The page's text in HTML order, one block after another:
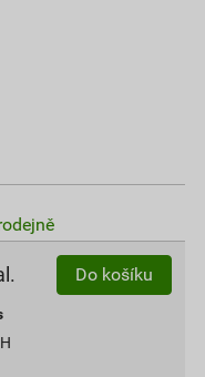
Do košíku